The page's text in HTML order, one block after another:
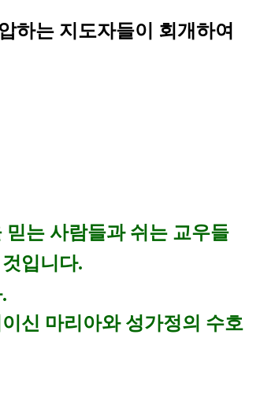
하는 지도자들이 회개하여
는 사람들과 쉬는 교우들
입니다.
신 마리아와 성가정의 수호